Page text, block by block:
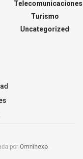
Telecomunicaciones
Turismo
Uncategorized
por Omninexo